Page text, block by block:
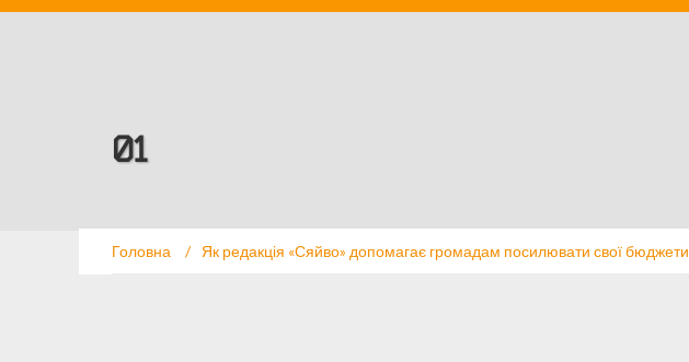
01
Головна / Як редакція «Сяйво» допомагає громадам посилювати свої бюджети